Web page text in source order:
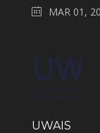
MAR 01,
UWAIS